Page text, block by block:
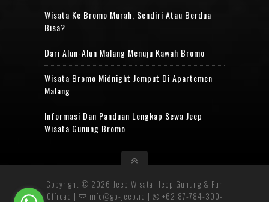
Wisata Ke Bromo Murah, Sendiri Atau Berdua
Bisa?
Dari Alun-Alun Malang Menuju Kawah Bromo
Wisata Bromo Midnight Jemput Di Apartemen
Malang
Informasi Dan Panduan Lengkap Sewa Jeep
Wisata Gunung Bromo
Copyright © 2026 Jeep Wisata, Jeep Gunung & Fun
Offroad |
info@go-jeep.id | +62 87-784-300-